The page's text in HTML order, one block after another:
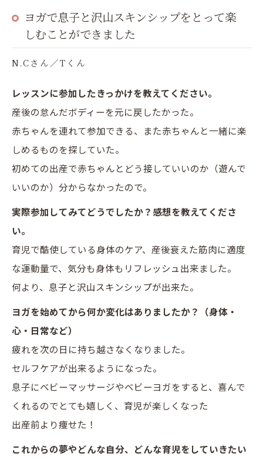
ヨガで息子と沢山スキンシップをとって楽
しむことができました
N.Cさん／Tくん
レッスンに参加したきっかけを教えてください。
産後の怠んだボディーを元に戻したかった。
赤ちゃんを連れて参加できる、また赤ちゃんと一緒に楽
しめるものを探していた。
初めての出産で赤ちゃんとどう接していいのか（遊んで
いいのか）分からなかったので。
実際参加してみてどうでしたか？感想を教えてくださ
い。
育児で酷使している身体のケア、産後衰えた筋肉に適度
な運動量で、気分も身体もリフレッシュ出来ました。
何より、息子と沢山スキンシップが出来た。
ヨガを始めてから何か変化はありましたか？（身体・
心・日常など）
疲れを次の日に持ち越さなくなりました。
セルフケアが出来るようになった。
息子にベビーマッサージやベビーヨガをすると、喜んで
くれるのでとても嬉しく、育児が楽しくなった
出産前より痩せた！
これからの夢やどんな自分、どんな育児をしていきたい